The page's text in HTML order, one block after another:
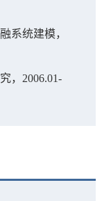
系统建模，
，2006.01-